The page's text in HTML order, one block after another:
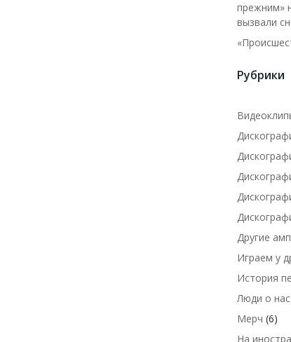
прежним»
вызвали
Рубрики
Другие
Играем у
История
Люди о нас
Мерч (6)
На